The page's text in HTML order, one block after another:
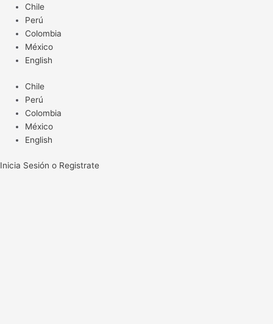
contenido
Chile
Perú
Colombia
México
English
Chile
Perú
Colombia
México
English
Inicia Sesión o Registrate